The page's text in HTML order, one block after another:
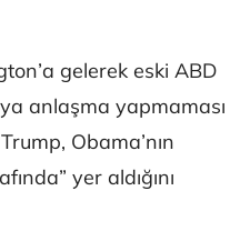
gelerek eski ABD
anlaşma yapmaması
Obama’nın
yer aldığını